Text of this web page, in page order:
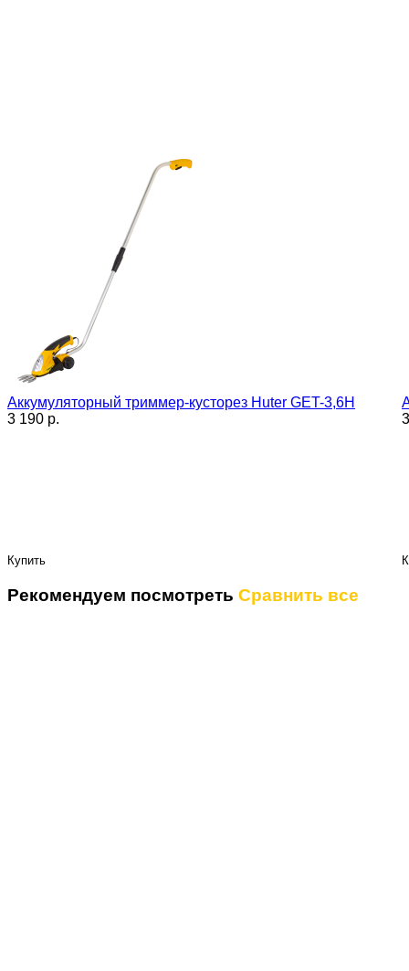
Аккумуляторный триммер-кусторез Huter GET-3,6H
3 190 p.
Купить
Рекомендуем посмотреть Сравнить все